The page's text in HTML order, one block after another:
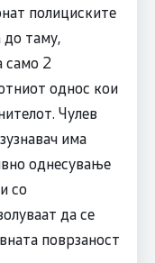
полициските
таму,
само 2
однос кои
Чулев
има
однесување
со
да се
поврзаност